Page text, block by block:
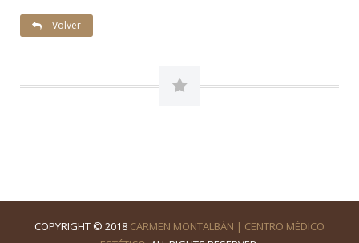
Volver
COPYRIGHT © 2018 CARMEN MONTALBÁN | CENTRO MÉDICO